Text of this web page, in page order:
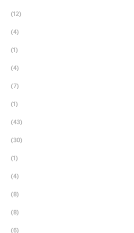
(12)
(4)
(1)
(4)
(7)
(1)
(43)
(30)
(1)
(4)
(8)
(8)
(6)